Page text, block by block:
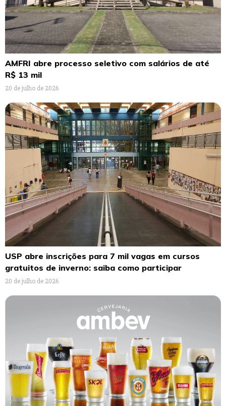
AMFRI abre processo seletivo com salários de até
R$ 13 mil
20 de julho de 2026
USP abre inscrições para 7 mil vagas em cursos
gratuitos de inverno: saiba como participar
20 de julho de 2026